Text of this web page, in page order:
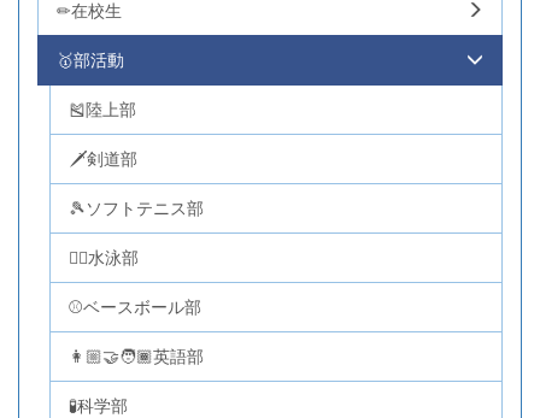
✏在校生
🥇部活動
🎽陸上部
🗡剣道部
🎾ソフトテニス部
🏊‍♂️水泳部
⚾ベースボール部
👩🏼‍🤝‍🧑🏾英語部
🧪科学部